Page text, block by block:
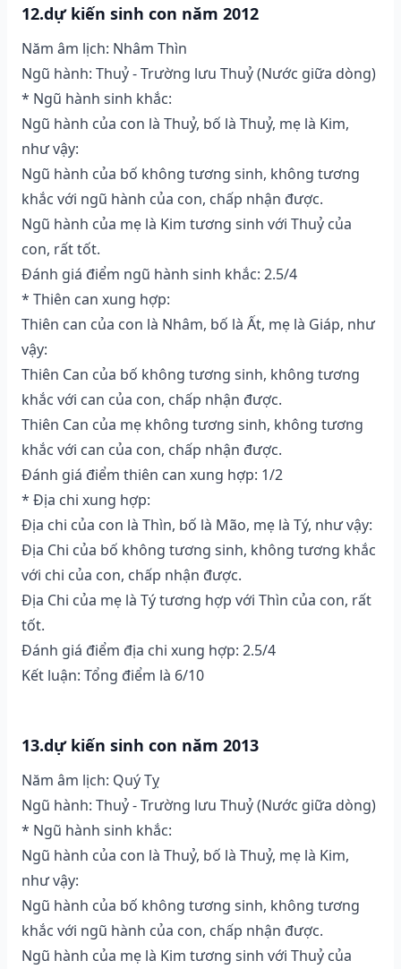
12.dự kiến sinh con năm 2012
Năm âm lịch: Nhâm Thìn
Ngũ hành: Thuỷ - Trường lưu Thuỷ (Nước giữa dòng)
* Ngũ hành sinh khắc:
Ngũ hành của con là Thuỷ, bố là Thuỷ, mẹ là Kim,
như vậy:
Ngũ hành của bố không tương sinh, không tương
khắc với ngũ hành của con, chấp nhận được.
Ngũ hành của mẹ là Kim tương sinh với Thuỷ của
con, rất tốt.
Đánh giá điểm ngũ hành sinh khắc: 2.5/4
* Thiên can xung hợp:
Thiên can của con là Nhâm, bố là Ất, mẹ là Giáp, như
vậy:
Thiên Can của bố không tương sinh, không tương
khắc với can của con, chấp nhận được.
Thiên Can của mẹ không tương sinh, không tương
khắc với can của con, chấp nhận được.
Đánh giá điểm thiên can xung hợp: 1/2
* Địa chi xung hợp:
Địa chi của con là Thìn, bố là Mão, mẹ là Tý, như vậy:
Địa Chi của bố không tương sinh, không tương khắc
với chi của con, chấp nhận được.
Địa Chi của mẹ là Tý tương hợp với Thìn của con, rất
tốt.
Đánh giá điểm địa chi xung hợp: 2.5/4
Kết luận: Tổng điểm là 6/10
13.dự kiến sinh con năm 2013
Năm âm lịch: Quý Tỵ
Ngũ hành: Thuỷ - Trường lưu Thuỷ (Nước giữa dòng)
* Ngũ hành sinh khắc:
Ngũ hành của con là Thuỷ, bố là Thuỷ, mẹ là Kim,
như vậy:
Ngũ hành của bố không tương sinh, không tương
khắc với ngũ hành của con, chấp nhận được.
Ngũ hành của mẹ là Kim tương sinh với Thuỷ của